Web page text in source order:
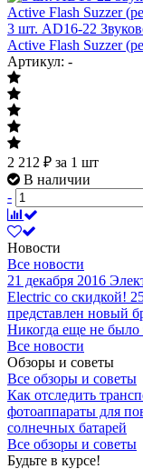
3 шт. AD16-22
Active Flash Suzzer
Артикул: -
2 212 ₽ за 1 шт
В наличии
-
Новости
Все новости
21 декабря 2016
Electric со скидкой!
представлен новый
Никогда еще не
Все новости
Обзоры и советы
Все обзоры и советы
Как отследить
фотоаппараты для
солнечных батарей
Все обзоры и советы
Будьте в курсе!